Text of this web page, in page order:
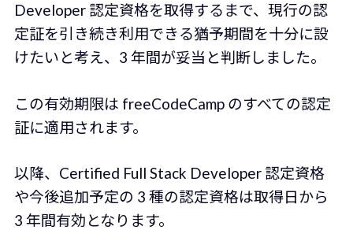
Developer 認定資格を取得するまで、現行の認
定証を引き続き利用できる猶予期間を十分に設
けたいと考え、3 年間が妥当と判断しました。
この有効期限は freeCodeCamp のすべての認定
証に適用されます。
以降、Certified Full Stack Developer 認定資格
や今後追加予定の 3 種の認定資格は取得日から
3 年間有効となります。